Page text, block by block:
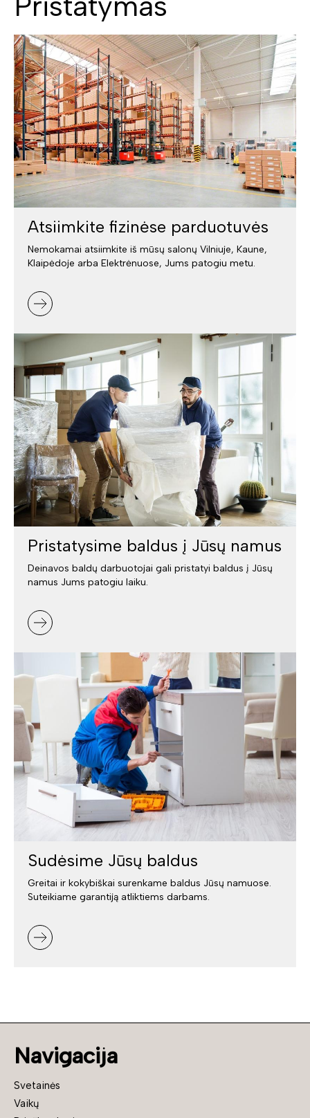
Atsiimkite fizinėse parduotuvės
Nemokamai atsiimkite iš mūsų salonų Vilniuje, Kaune,
Klaipėdoje arba Elektrėnuose, Jums patogiu metu.
Pristatysime baldus į Jūsų namus
Deinavos baldų darbuotojai gali pristatyi baldus į Jūsų
namus Jums patogiu laiku.
Sudėsime Jūsų baldus
Greitai ir kokybiškai surenkame baldus Jūsų namuose.
Suteikiame garantiją atliktiems darbams.
Navigacija
Svetainės
Vaikų